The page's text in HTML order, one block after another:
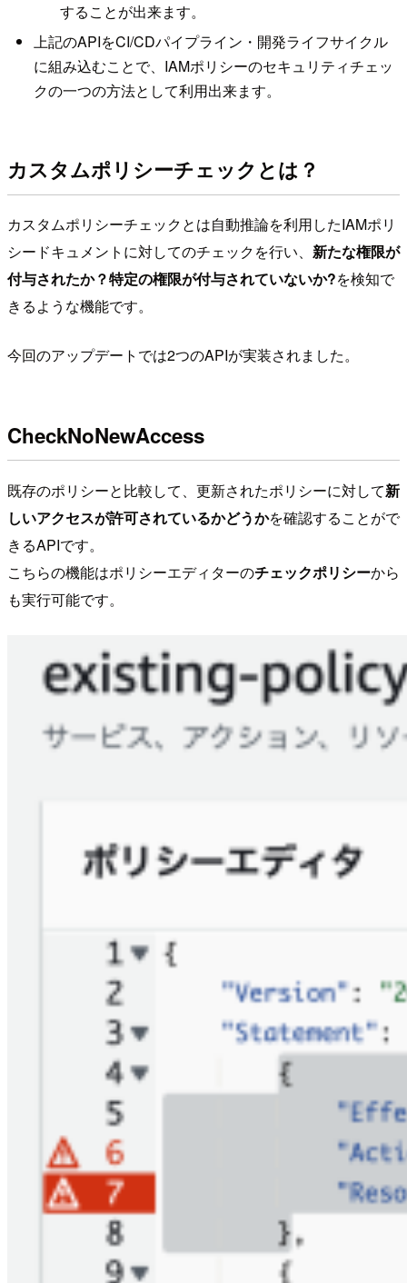
することが出来ます。
上記のAPIをCI/CDパイプライン・開発ライフサイクル
に組み込むことで、IAMポリシーのセキュリティチェッ
クの一つの方法として利用出来ます。
カスタムポリシーチェックとは？
カスタムポリシーチェックとは自動推論を利用したIAMポリ
シードキュメントに対してのチェックを行い、 新たな権限が
付与されたか？特定の権限が付与されていないか?を検知で
きるような機能です。
今回のアップデートでは2つのAPIが実装されました。
CheckNoNewAccess
既存のポリシーと比較して、更新されたポリシーに対して新
しいアクセスが許可されているかどうかを確認することがで
きるAPIです。
こちらの機能はポリシーエディターのチェックポリシーから
も実行可能です。